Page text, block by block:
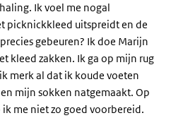
Ik voel me nogal
picknickkleed uitspreidt en de
gebeuren? Ik doe Marijn
kleed zakken. Ik ga op mijn rug
merk al dat ik koude voeten
mijn sokken natgemaakt. Op
me niet zo goed voorbereid.